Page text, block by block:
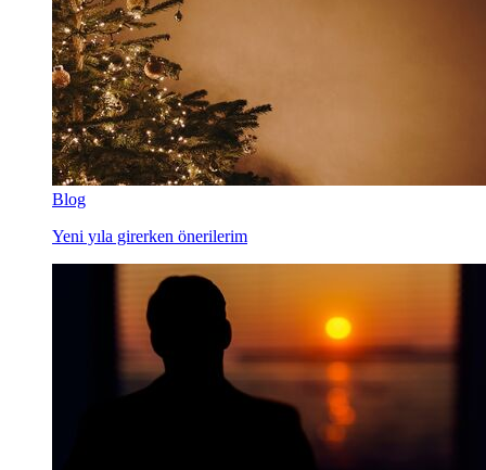
Blog
Yeni yıla girerken önerilerim